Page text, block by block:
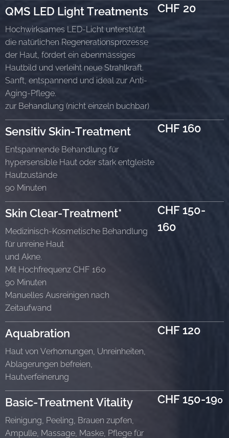
QMS LED Light Treatments
Hochwirksames LED-Licht unterstützt
die natürlichen Regenerationsprozesse
der Haut, fördert ein ebenmässiges
Hautbild und verleiht neue Strahlkraft.
Sanft, entspannend und ideal zur Anti-
Aging-Pflege.
zur Behandlung (nicht einzeln buchbar)
CHF 20
Sensitiv Skin-Treatment
Entspannende Behandlung für
hypersensible Haut oder stark entgleiste
Hautzustände
90 Minuten
CHF 160
Skin Clear-Treatment*
Medizinisch-Kosmetische Behandlung
für unreine Haut
und Akne.
Mit Hochfrequenz CHF 160
90 Minuten
Manuelles Ausreinigen nach
Zeitaufwand
CHF 150-
160
Aquabration
Haut von Verhornungen, Unreinheiten,
Ablagerungen befreien,
Hautverfeinerung
CHF 120
Basic-Treatment Vitality
Reinigung, Peeling, Brauen zupfen,
Ampulle, Massage, Maske, Pflege für
CHF 150-190